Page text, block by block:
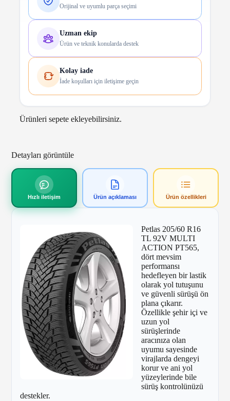
Orijinal ve uyumlu parça seçimi
Uzman ekip
Ürün ve teknik konularda destek
Kolay iade
İade koşulları için iletişime geçin
Ürünleri sepete ekleyebilirsiniz.
Detayları görüntüle
Hızlı iletişim Ürün açıklaması Ürün özellikleri
Petlas 205/60 R16
TL 92V MULTI
ACTION PT565,
dört mevsim
performansı
hedefleyen bir lastik
olarak yol tutuşunu
ve güvenli sürüşü ön
plana çıkarır.
Özellikle şehir içi ve
uzun yol
sürüşlerinde
aracınıza olan
uyumu sayesinde
virajlarda dengeyi
korur ve ani yol
yüzeylerinde bile
sürüş kontrolünüzü
destekler.